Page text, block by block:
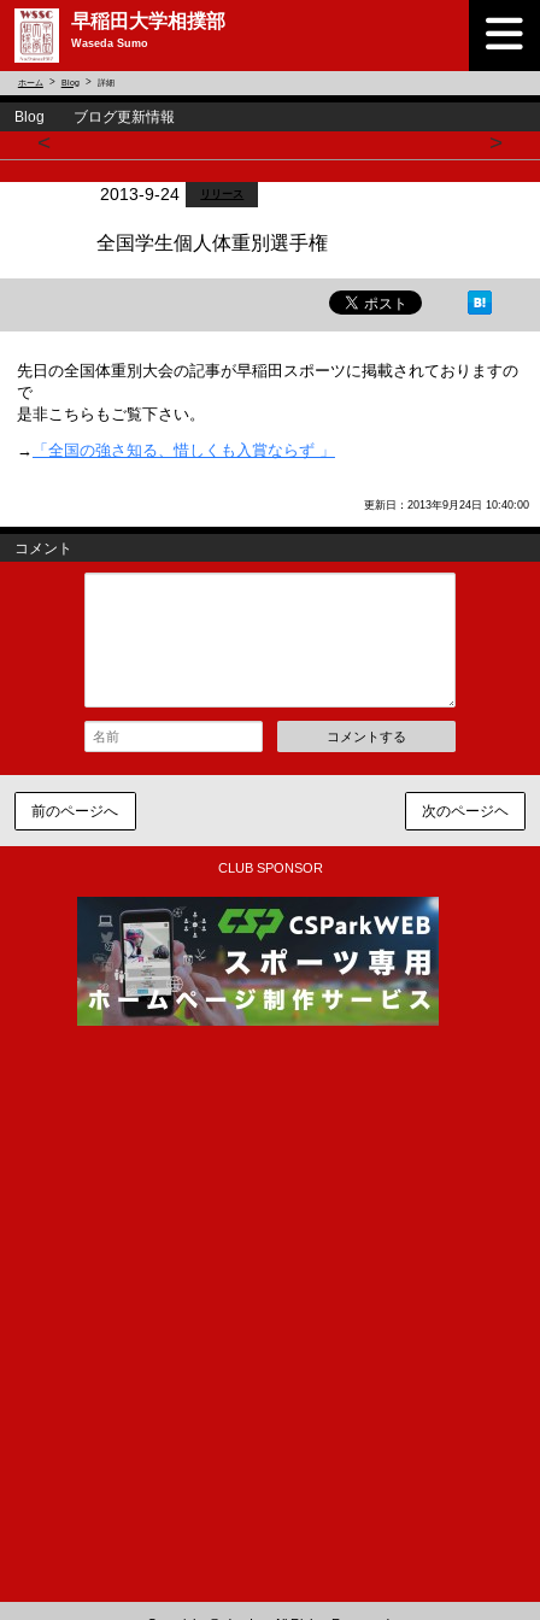
早稲田大学相撲部
Waseda Sumo
ホーム Blog 詳細
Blog ブログ更新情報
< >
2013-9-24 リリース
全国学生個人体重別選手権
先日の全国体重別大会の記事が早稲田スポーツに掲載されておりますの
で
是非こちらもご覧下さい。
→ 「全国の強さ知る、惜しくも入賞ならず 」
更新日：2013年9月24日 10:40:00
コメント
コメントする
前のページへ 次のページヘ
CLUB SPONSOR